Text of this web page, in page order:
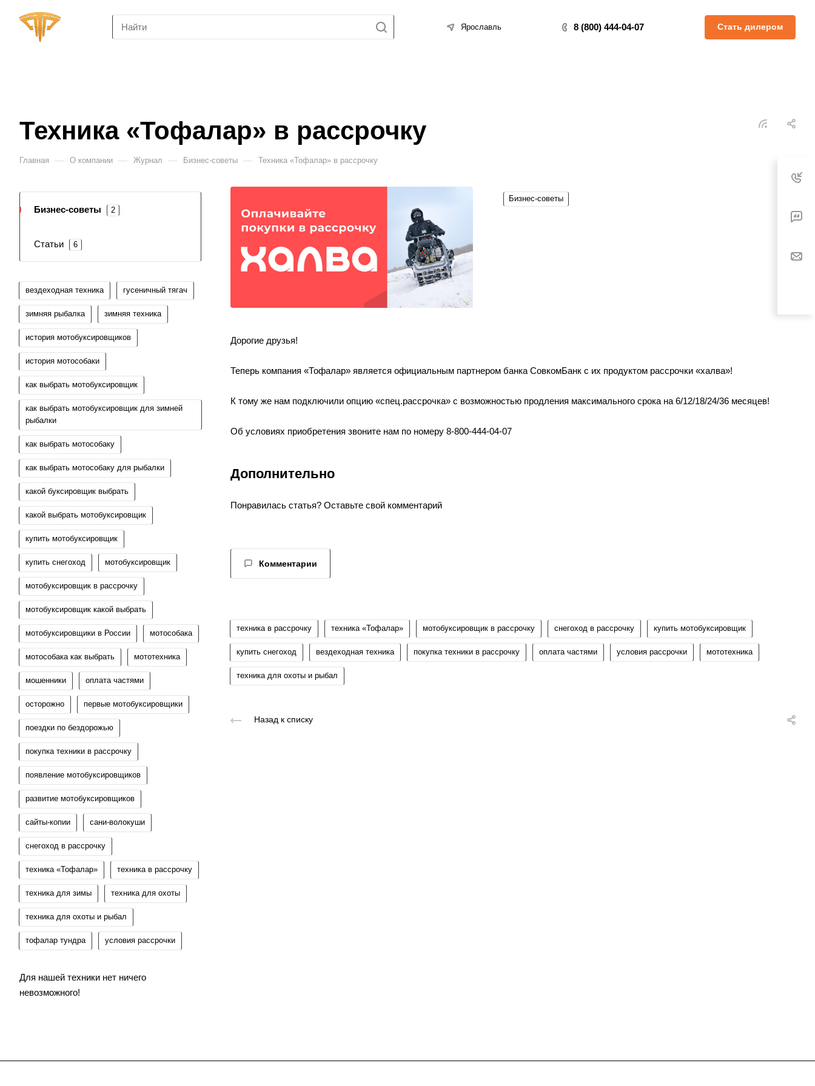
Ярославль 8 (800) 444-04-07 Стать дилером
Техника «Тофалар» в рассрочку
Главная — О компании — Журнал — Бизнес-советы — Техника «Тофалар» в рассрочку
Бизнес-советы
Дорогие друзья!
Теперь компания «Тофалар» является официальным партнером банка СовкомБанк с их продуктом рассрочки «халва»!
К тому же нам подключили опцию «спец.рассрочка» с возможностью продления максимального срока на 6/12/18/24/36 месяцев!
Об условиях приобретения звоните нам по номеру 8-800-444-04-07
Дополнительно
Понравилась статья? Оставьте свой комментарий
Комментарии
техника в рассрочку техника «Тофалар» мотобуксировщик в рассрочку снегоход в рассрочку купить мотобуксировщик
купить снегоход вездеходная техника покупка техники в рассрочку оплата частями условия рассрочки мототехника
техника для охоты и рыбал
Назад к списку
Бизнес-советы 2
Статьи 6
вездеходная техника гусеничный тягач
зимняя рыбалка зимняя техника
история мотобуксировщиков
история мотособаки
как выбрать мотобуксировщик
как выбрать мотобуксировщик для зимней
рыбалки
как выбрать мотособаку
как выбрать мотособаку для рыбалки
какой буксировщик выбрать
какой выбрать мотобуксировщик
купить мотобуксировщик
купить снегоход мотобуксировщик
мотобуксировщик в рассрочку
мотобуксировщик какой выбрать
мотобуксировщики в России мотособака
мотособака как выбрать мототехника
мошенники оплата частями
осторожно первые мотобуксировщики
поездки по бездорожью
покупка техники в рассрочку
появление мотобуксировщиков
развитие мотобуксировщиков
сайты-копии сани-волокуши
снегоход в рассрочку
техника «Тофалар» техника в рассрочку
техника для зимы техника для охоты
техника для охоты и рыбал
тофалар тундра условия рассрочки
Для нашей техники нет ничего
невозможного!